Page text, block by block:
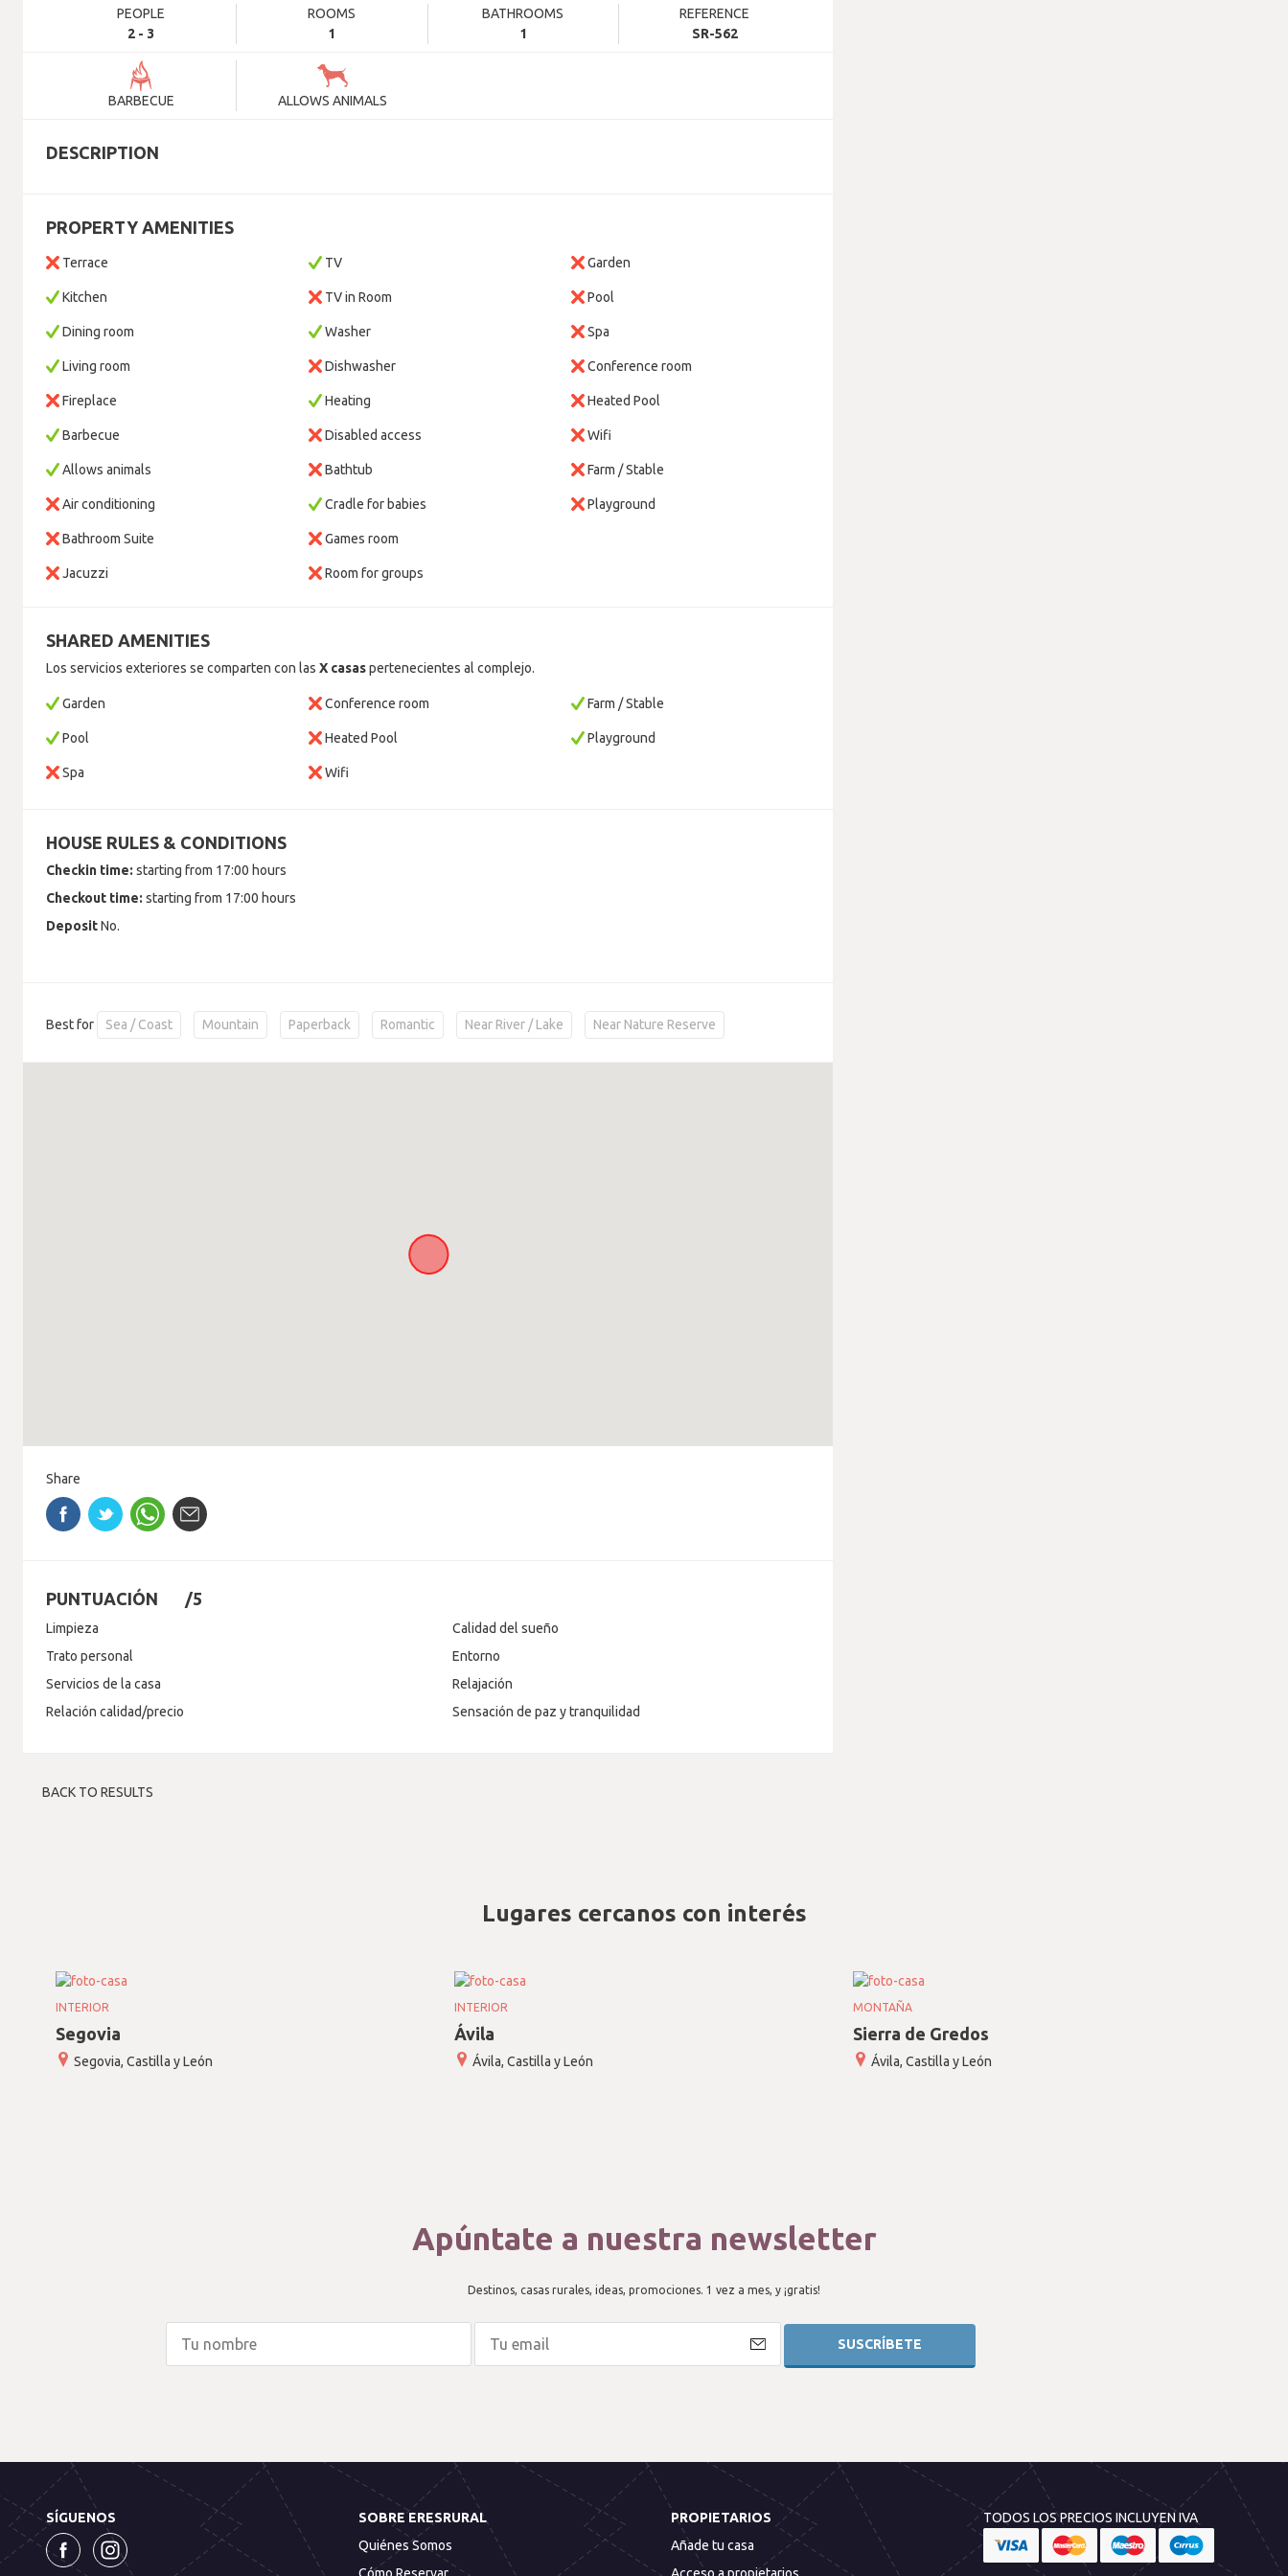
PEOPLE
2 - 3
ROOMS
1
BATHROOMS
1
REFERENCE
SR-562
BARBECUE ALLOWS ANIMALS
DESCRIPTION
PROPERTY AMENITIES
Terrace
Kitchen
Dining room
Living room
Fireplace
Barbecue
Allows animals
Air conditioning
Bathroom Suite
Jacuzzi
TV
TV in Room
Washer
Dishwasher
Heating
Disabled access
Bathtub
Cradle for babies
Games room
Room for groups
Garden
Pool
Spa
Conference room
Heated Pool
Wifi
Farm / Stable
Playground
SHARED AMENITIES
Los servicios exteriores se comparten con las X casaspertenecientes al complejo.
Garden
Pool
Spa
Conference room
Heated Pool
Wifi
Farm / Stable
Playground
HOUSE RULES & CONDITIONS
Checkin time: starting from 17:00 hours
Checkout time: starting from 17:00 hours
DepositNo.
Best for Sea / Coast Mountain Paperback Romantic Near River / Lake Near Nature Reserve
Share
PUNTUACIÓN /5
Limpieza
Trato personal
Servicios de la casa
Relación calidad/precio
Calidad del sueño
Entorno
Relajación
Sensación de paz y tranquilidad
BACK TO RESULTS
Lugares cercanos con interés
INTERIOR
Segovia
Segovia, Castilla y León
INTERIOR
Ávila
Ávila, Castilla y León
MONTAÑA
Sierra de Gredos
Ávila, Castilla y León
Apúntate a nuestra newsletter
Destinos, casas rurales, ideas, promociones. 1 vez a mes, y ¡gratis!
SÍGUENOS
SOBRE ERESRURAL
Quiénes Somos
Cómo Reservar
PROPIETARIOS
Añade tu casa
Acceso a propietarios
TODOS LOS PRECIOS INCLUYEN IVA